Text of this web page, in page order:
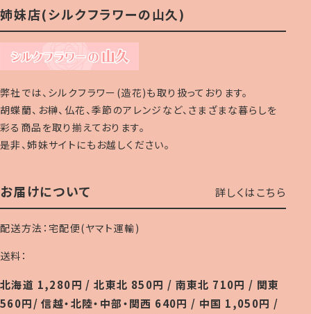
姉妹店(シルクフラワーの山久)
弊社では、シルクフラワー(造花)も取り扱っております。
胡蝶蘭、お榊、仏花、季節のアレンジなど、さまざまな暮らしを
彩る商品を取り揃えております。
是非、姉妹サイトにもお越しください。
お届けについて 詳しくはこちら
配送方法：宅配便(ヤマト運輸)
送料：
北海道 1,280円 / 北東北 850円 / 南東北 710円 / 関東
560円/ 信越・北陸・中部・関西 640円 / 中国 1,050円 /